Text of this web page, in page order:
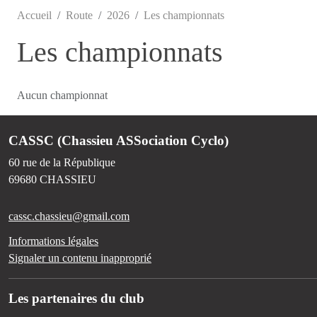
Accueil Route 2026 Les championnats
Les championnats
Aucun championnat
CASSC (Chassieu ASSociation Cyclo)
60 rue de la République
69680 CHASSIEU
cassc.chassieu@gmail.com
Informations légales
Signaler un contenu inapproprié
Les partenaires du club